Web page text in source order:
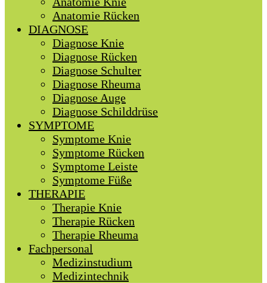
Anatomie Rücken
DIAGNOSE
Diagnose Knie
Diagnose Rücken
Diagnose Schulter
Diagnose Rheuma
Diagnose Auge
Diagnose Schilddrüse
SYMPTOME
Symptome Knie
Symptome Rücken
Symptome Leiste
Symptome Füße
THERAPIE
Therapie Knie
Therapie Rücken
Therapie Rheuma
Fachpersonal
Medizinstudium
Medizintechnik